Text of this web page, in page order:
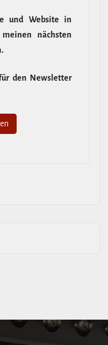
und Website in
nächsten
den News­letter